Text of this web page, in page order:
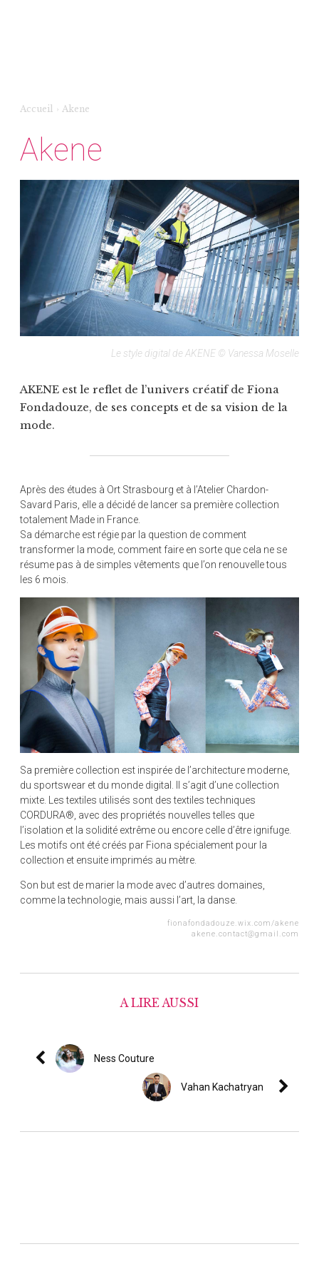
Accueil › Akene
Akene
Le style digital de AKENE © Vanessa Moselle
AKENE est le reflet de l’univers créatif de Fiona
Fondadouze, de ses concepts et de sa vision de la
mode.
Après des études à Ort Strasbourg et à l’Atelier Chardon-
Savard Paris, elle a décidé de lancer sa première collection
totalement Made in France.
Sa démarche est régie par la question de comment
transformer la mode, comment faire en sorte que cela ne se
résume pas à de simples vêtements que l’on renouvelle tous
les 6 mois.
Sa première collection est inspirée de l’architecture moderne,
du sportswear et du monde digital. Il s’agit d’une collection
mixte. Les textiles utilisés sont des textiles techniques
CORDURA®, avec des propriétés nouvelles telles que
l’isolation et la solidité extrême ou encore celle d’être ignifuge.
Les motifs ont été créés par Fiona spécialement pour la
collection et ensuite imprimés au mètre.
Son but est de marier la mode avec d’autres domaines,
comme la technologie, mais aussi l’art, la danse.
fionafondadouze.wix.com/akene
akene.contact@gmail.com
A LIRE AUSSI
Ness Couture
Vahan Kachatryan